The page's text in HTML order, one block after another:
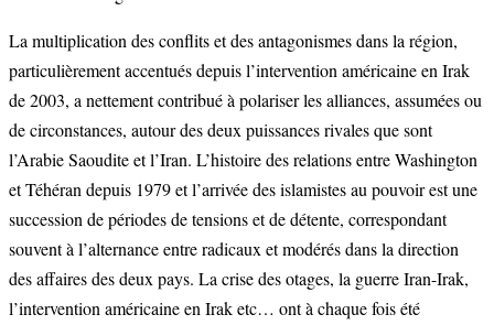
La multiplication des conflits et des antagonismes dans la région,
particulièrement accentués depuis l’intervention américaine en Irak
de 2003, a nettement contribué à polariser les alliances, assumées ou
de circonstances, autour des deux puissances rivales que sont
l’Arabie Saoudite et l’Iran. L’histoire des relations entre Washington
et Téhéran depuis 1979 et l’arrivée des islamistes au pouvoir est une
succession de périodes de tensions et de détente, correspondant
souvent à l’alternance entre radicaux et modérés dans la direction
des affaires des deux pays. La crise des otages, la guerre Iran-Irak,
l’intervention américaine en Irak etc… ont à chaque fois été